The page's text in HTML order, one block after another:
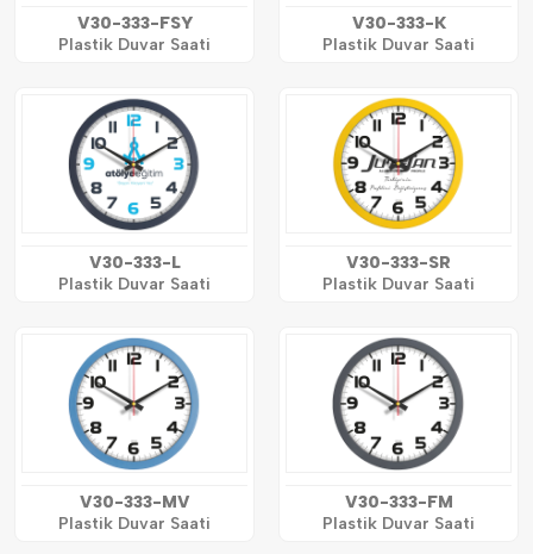
V30-333-FSY
Plastik Duvar Saati
V30-333-K
Plastik Duvar Saati
V30-333-L
Plastik Duvar Saati
V30-333-SR
Plastik Duvar Saati
V30-333-MV
Plastik Duvar Saati
V30-333-FM
Plastik Duvar Saati